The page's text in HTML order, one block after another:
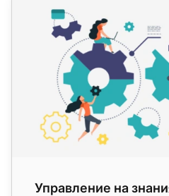
Управление на